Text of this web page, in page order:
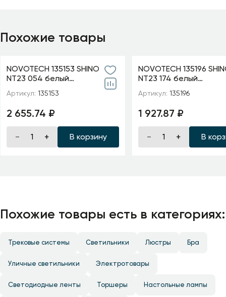
Похожие товары
NOVOTECH 135153 SHINO
NT23 054 белый
Низковольтный шинопровод
1м IP20 48V FLUM
Артикул: 135153
2 655.74 ₽
В корзину
NOVOTECH 135196
NT23 174 белый
шинопровод,
Артикул: 135196
1 927.87 ₽
В
Похожие товары есть в категориях:
Трековые системы Светильники Люстры Бра
Уличные светильники Электротовары
Светодиодные ленты Торшеры Настольные лампы